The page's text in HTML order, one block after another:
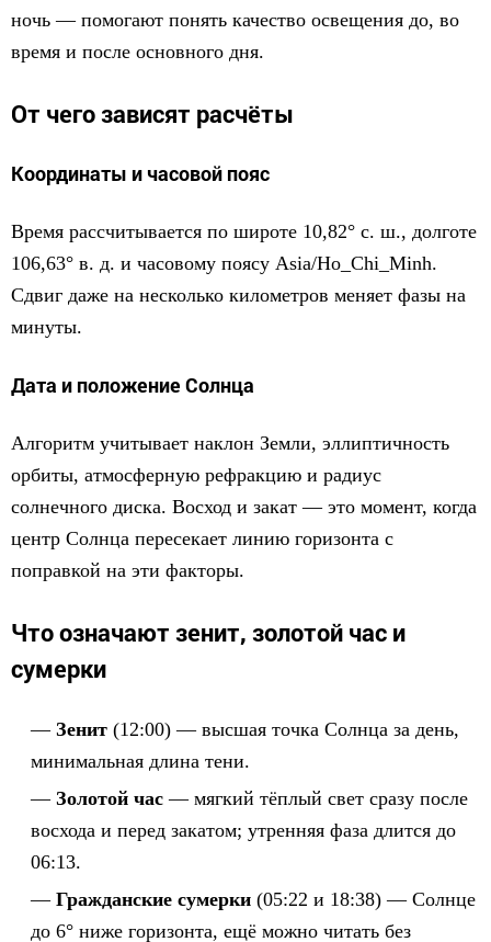
ночь — помогают понять качество освещения до, во
время и после основного дня.
От чего зависят расчёты
Координаты и часовой пояс
Время рассчитывается по широте 10,82° с. ш., долготе
106,63° в. д. и часовому поясу Asia/Ho_Chi_Minh.
Сдвиг даже на несколько километров меняет фазы на
минуты.
Дата и положение Солнца
Алгоритм учитывает наклон Земли, эллиптичность
орбиты, атмосферную рефракцию и радиус
солнечного диска. Восход и закат — это момент, когда
центр Солнца пересекает линию горизонта с
поправкой на эти факторы.
Что означают зенит, золотой час и
сумерки
Зенит (12:00) — высшая точка Солнца за день,
минимальная длина тени.
Золотой час — мягкий тёплый свет сразу после
восхода и перед закатом; утренняя фаза длится до
06:13.
Гражданские сумерки (05:22 и 18:38) — Солнце
до 6° ниже горизонта, ещё можно читать без